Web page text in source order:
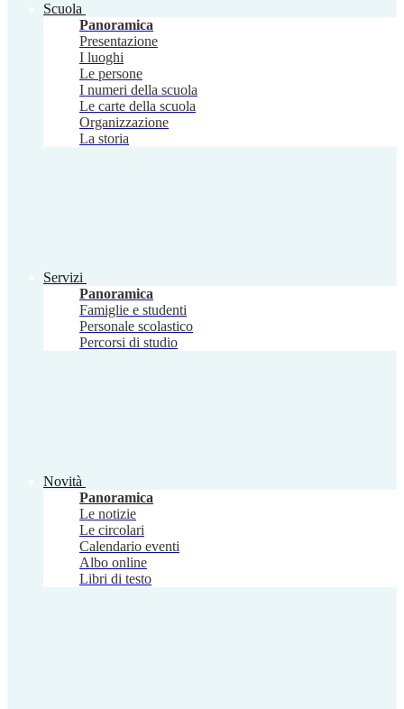
Scuola
Panoramica
Presentazione
I luoghi
Le persone
I numeri della scuola
Le carte della scuola
Organizzazione
La storia
Servizi
Panoramica
Famiglie e studenti
Personale scolastico
Percorsi di studio
Novità
Panoramica
Le notizie
Le circolari
Calendario eventi
Albo online
Libri di testo